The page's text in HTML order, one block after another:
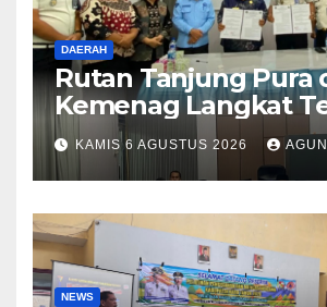
DAERAH
Rutan Tanjung Pura
Kemenag Langkat
PKS Pembinaan
Warga Binaan
KAMIS 6 AGUSTUS 2026
NEWS